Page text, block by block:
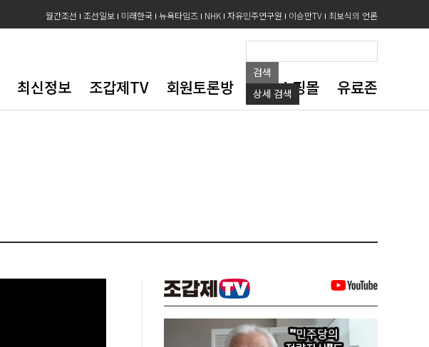
월간조선 조선일보 미래한국 뉴욕타임즈 NHK 자유민주연구원 이승만TV 최보식의 언론
검색
상세 검색
최신정보 조갑제TV 회원토론방 도서쇼핑몰 유료존